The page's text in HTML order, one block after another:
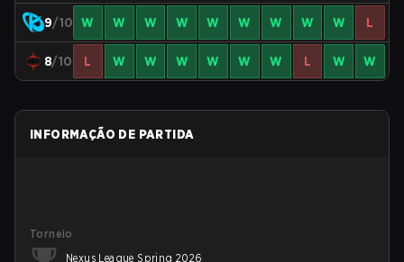
9/10 W W W W W W W W W L
8/10 L W W W W W W L W W
INFORMAÇÃO DE PARTIDA
Torneio
Nexus League Spring 2026